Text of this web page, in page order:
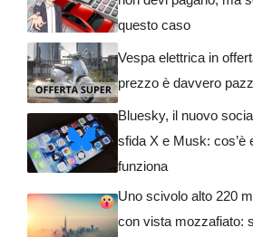
questo caso
Vespa elettrica in
prezzo è davvero
Bluesky, il nuovo
sfida X e Musk: cos’è
funziona
Uno scivolo alto 220
con vista mozzafiato: